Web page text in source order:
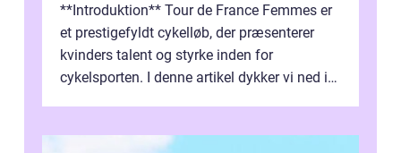
**Introduktion** Tour de France Femmes er
et prestigefyldt cykelløb, der præsenterer
kvinders talent og styrke inden for
cykelsporten. I denne artikel dykker vi ned i